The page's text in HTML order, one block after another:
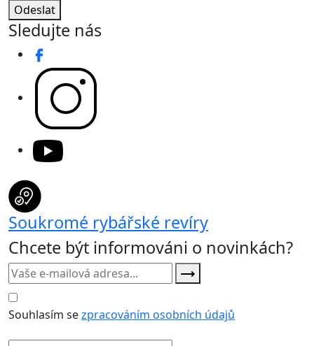
Odeslat
Sledujte nás
Soukromé rybářské revíry
Chcete být informováni o novinkách?
Souhlasím sezpracováním osobních údajů